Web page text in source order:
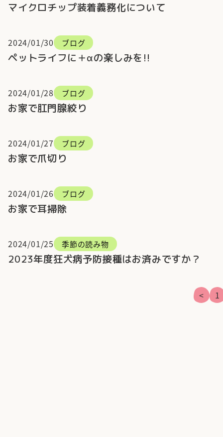
マイクロチップ装着義務化について
ペットライフに＋αの楽しみを!!
2024/01/30 ブログ
お家で肛門腺絞り
2024/01/28 ブログ
お家で爪切り
2024/01/27 ブログ
お家で耳掃除
2024/01/26 ブログ
2023年度狂犬病予防接種はお済みですか？
2024/01/25 季節の読み物
< 1